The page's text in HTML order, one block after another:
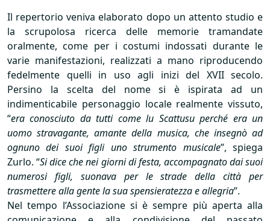
Il repertorio veniva elaborato dopo un attento studio e
la scrupolosa ricerca delle memorie tramandate
oralmente, come per i costumi indossati durante le
varie manifestazioni, realizzati a mano riproducendo
fedelmente quelli in uso agli inizi del XVIIsecolo.
Persino la scelta del nome si è ispirata ad un
indimenticabile personaggio locale realmente vissuto,
“era conosciuto da tutti come lu Scattusu perché era un
uomo stravagante, amante della musica, che insegnò ad
ognuno dei suoi figli uno strumento musicale”, spiega
Zurlo. “Si dice che nei giorni di festa, accompagnato dai suoi
numerosi figli, suonava per le strade della città per
trasmettere alla gente la sua spensieratezza e allegria”.
Nel tempo l’Associazione si è sempre più aperta alla